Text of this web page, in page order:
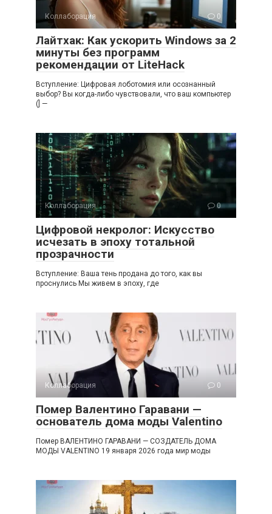
Коллаборация 0
Лайтхак: Как ускорить Windows за 2
минуты без программ
рекомендации от LiteHack
Вступление: Цифровая лоботомия или осознанный
выбор? Вы когда-либо чувствовали, что ваш компьютер
(] —
Коллаборация 0
Цифровой некролог: Искусство
исчезать в эпоху тотальной
прозрачности
Вступление: Ваша тень продана до того, как вы
проснулись Мы живем в эпоху, где
Коллаборация 0
Помер Валентино Гаравани —
основатель дома моды Valentino
Помер ВАЛЕНТИНО ГАРАВАНИ — СОЗДАТЕЛЬ ДОМА
МОДЫ VALENTINO 19 января 2026 года мир моды